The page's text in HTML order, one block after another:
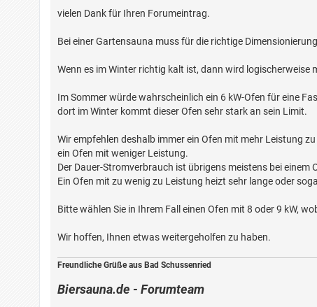
a
g
vielen Dank für Ihren Forumeintrag.
Bei einer Gartensauna muss für die richtige
Wenn es im Winter richtig kalt ist, dann wird logischerweise
Im Sommer würde wahrscheinlich ein 6 kW-Ofen für eine
dort im Winter kommt dieser Ofen sehr stark an sein Limit.
Wir empfehlen deshalb immer ein Ofen mit mehr Leistung
ein Ofen mit weniger Leistung.
Der Dauer-Stromverbrauch ist übrigens meistens bei einem
Ein Ofen mit zu wenig zu Leistung heizt sehr lange oder
Bitte wählen Sie in Ihrem Fall einen Ofen mit 8 oder 9 kW,
Wir hoffen, Ihnen etwas weitergeholfen zu haben.
Freundliche Grüße aus Bad Schussenried
Biersauna.de - Forumteam